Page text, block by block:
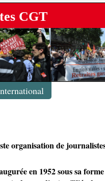
CGT
organisation de
en 1952 sous sa